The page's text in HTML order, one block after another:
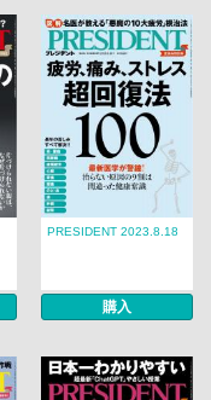
PRESIDENT 2023.8.18
購入